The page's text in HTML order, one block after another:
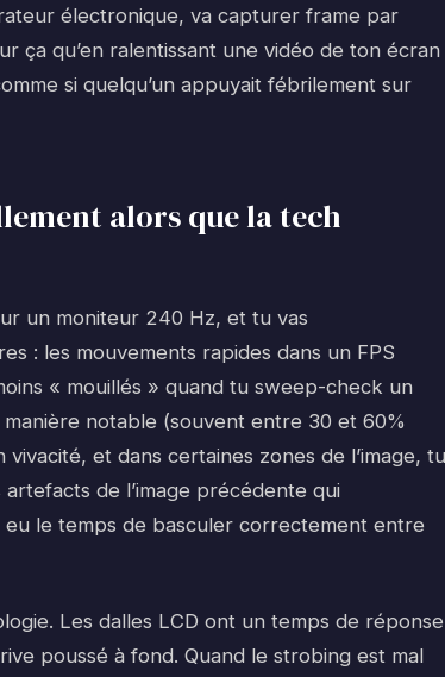
électronique, va capturer frame par
ça qu’en ralentissant une vidéo de ton écran
si quelqu’un appuyait fébrilement sur
alors que la tech
un moniteur 240 Hz, et tu vas
: les mouvements rapides dans un FPS
« mouillés » quand tu sweep-check un
notable (souvent entre 30 et 60%
et dans certaines zones de l’image, tu
de l’image précédente qui
eu le temps de basculer correctement entre
Les dalles LCD ont un temps de réponse
poussé à fond. Quand le strobing est mal